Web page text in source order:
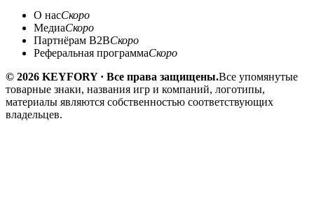
О насСкоро
МедиаСкоро
Партнёрам B2BСкоро
Реферальная программаСкоро
© 2026 KEYFORY · Все права защищены.Все упомянутые
товарные знаки, названия игр и компаний, логотипы,
материалы являются собственностью соответствующих
владельцев.